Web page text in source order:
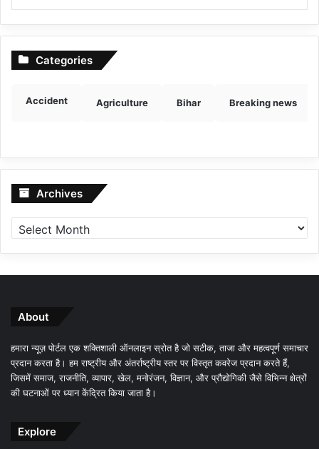
Categories
Accident Agriculture Bihar Breaking news
Archives Archives
About
हमारा न्यूज़ पोर्टल एक शक्तिशाली ऑनलाइन स्रोत है जो सटीक, ताजा और महत्वपूर्ण समाचार
प्रदान करता है। हम राष्ट्रीय और अंतर्राष्ट्रीय स्तर पर विस्तृत कवरेज प्रदान करते हैं,
जिसमें समाज, राजनीति, व्यापार, खेल, मनोरंजन, विज्ञान, और प्रौद्योगिकी जैसे विभिन्न क्षेत्रों
की घटनाओं पर ध्यान केंद्रित किया जाता है।
Explore